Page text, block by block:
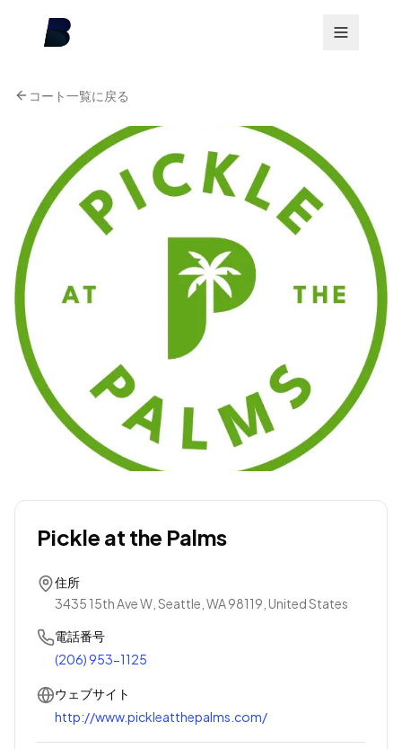
コート一覧に戻る
Pickle at the Palms
住所
3435 15th Ave W, Seattle, WA 98119, United States
電話番号
(206) 953-1125
ウェブサイト
http://www.pickleatthepalms.com/